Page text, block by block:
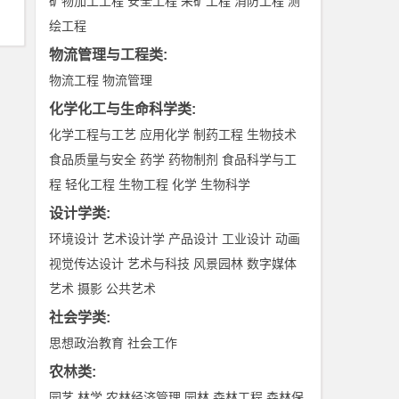
绘工程
物流管理与工程类:
物流工程 物流管理
化学化工与生命科学类:
化学工程与工艺 应用化学 制药工程 生物技术
食品质量与安全 药学 药物制剂 食品科学与工
程 轻化工程 生物工程 化学 生物科学
设计学类:
环境设计 艺术设计学 产品设计 工业设计 动画
视觉传达设计 艺术与科技 风景园林 数字媒体
艺术 摄影 公共艺术
社会学类:
思想政治教育 社会工作
农林类: